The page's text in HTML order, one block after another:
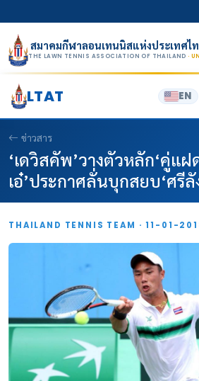
สมาคมกีฬาลอนเทนนิสแห่งประเทศไ
THE LAWN TENNIS ASSOCIATION OF THAILAND ·
LTAT EN
ข่าวสาร
‘เดวิสคัพ’วางตัวหลัก‘คู่แฝ
เอ๋’ประกาศลั่นบุกสยบ‘ศรีลั
THAILAND TENNIS TEAM · 11-01-